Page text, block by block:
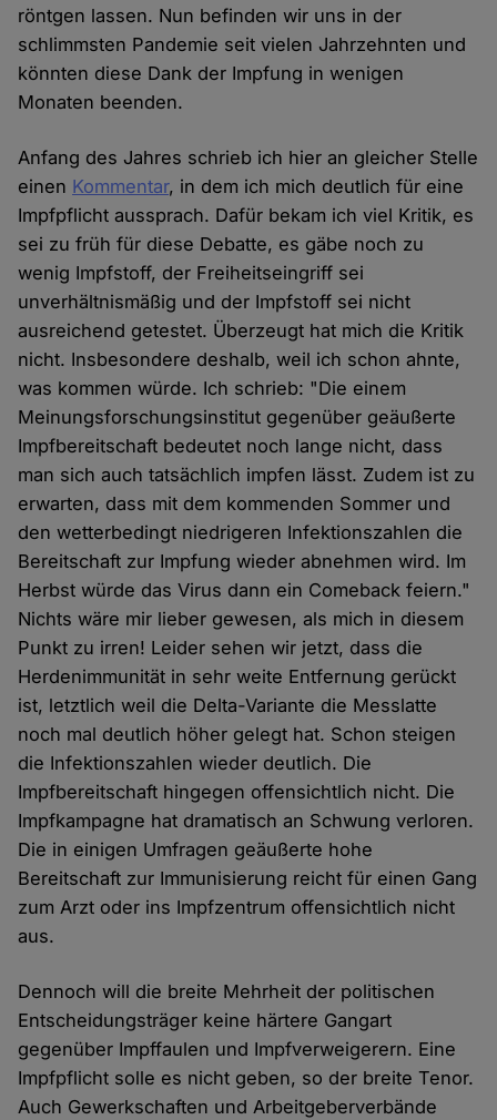
röntgen lassen. Nun befinden wir uns in der
schlimmsten Pandemie seit vielen Jahrzehnten und
könnten diese Dank der Impfung in wenigen
Monaten beenden.
Anfang des Jahres schrieb ich hier an gleicher Stelle
einen Kommentar, in dem ich mich deutlich für eine
Impfpflicht aussprach. Dafür bekam ich viel Kritik, es
sei zu früh für diese Debatte, es gäbe noch zu
wenig Impfstoff, der Freiheitseingriff sei
unverhältnismäßig und der Impfstoff sei nicht
ausreichend getestet. Überzeugt hat mich die Kritik
nicht. Insbesondere deshalb, weil ich schon ahnte,
was kommen würde. Ich schrieb: "Die einem
Meinungsforschungsinstitut gegenüber geäußerte
Impfbereitschaft bedeutet noch lange nicht, dass
man sich auch tatsächlich impfen lässt. Zudem ist zu
erwarten, dass mit dem kommenden Sommer und
den wetterbedingt niedrigeren Infektionszahlen die
Bereitschaft zur Impfung wieder abnehmen wird. Im
Herbst würde das Virus dann ein Comeback feiern."
Nichts wäre mir lieber gewesen, als mich in diesem
Punkt zu irren! Leider sehen wir jetzt, dass die
Herdenimmunität in sehr weite Entfernung gerückt
ist, letztlich weil die Delta-Variante die Messlatte
noch mal deutlich höher gelegt hat. Schon steigen
die Infektionszahlen wieder deutlich. Die
Impfbereitschaft hingegen offensichtlich nicht. Die
Impfkampagne hat dramatisch an Schwung verloren.
Die in einigen Umfragen geäußerte hohe
Bereitschaft zur Immunisierung reicht für einen Gang
zum Arzt oder ins Impfzentrum offensichtlich nicht
aus.
Dennoch will die breite Mehrheit der politischen
Entscheidungsträger keine härtere Gangart
gegenüber Impffaulen und Impfverweigerern. Eine
Impfpflicht solle es nicht geben, so der breite Tenor.
Auch Gewerkschaften und Arbeitgeberverbände